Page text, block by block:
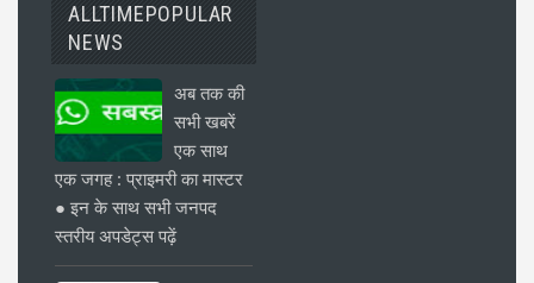
ALLTIMEPOPULAR
NEWS
अब तक की
सभी खबरें
एक साथ
एक जगह : प्राइमरी का मास्टर
● इन के साथ सभी जनपद
स्तरीय अपडेट्स पढ़ें